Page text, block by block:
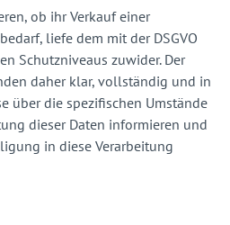
ob ihr Verkauf einer
liefe dem mit der DSGVO
Schutzniveaus zuwider. Der
daher klar, vollständig und in
über die spezifischen Umstände
dieser Daten informieren und
in diese Verarbeitung